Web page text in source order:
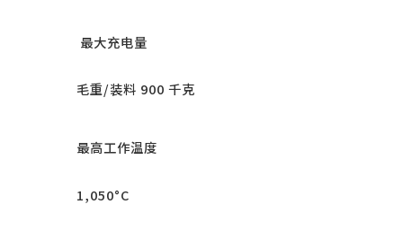
最大充电量
毛重/装料 900 千克
最高工作温度
1,050°C